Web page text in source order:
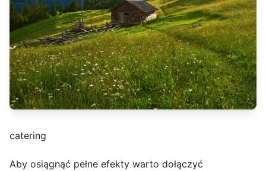
catering
Aby osiągnąć pełne efekty warto dołączyć